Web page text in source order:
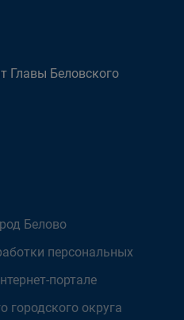
Главы Беловского
Белово
персональных
портале
городского округа